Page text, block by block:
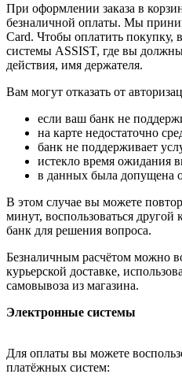
При оформлении заказа в
безналичной оплаты. Мы
Card. Чтобы оплатить покупку,
системы ASSIST, где вы
действия, имя держателя.
Вам могут отказать от
если ваш банк не
на карте недостаточно
банк не поддерживает
истекло время ожидания
в данных была допущена
В этом случае вы можете
минут, воспользоваться другой
банк для решения вопроса.
Безналичным расчётом можно
курьерской доставке,
самовывоза из магазина.
Электронные системы
Для оплаты вы можете
платёжных систем: